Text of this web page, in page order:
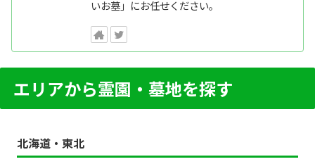
いお墓」にお任せください。
エリアから霊園・墓地を探す
北海道・東北